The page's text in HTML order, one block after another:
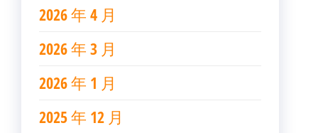
2026 年 4 月
2026 年 3 月
2026 年 1 月
2025 年 12 月